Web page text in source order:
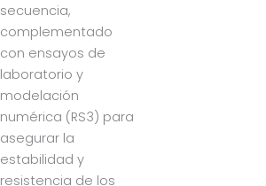
secuencia,
complementado
con ensayos de
laboratorio y
modelación
numérica (RS3) para
asegurar la
estabilidad y
resistencia de los